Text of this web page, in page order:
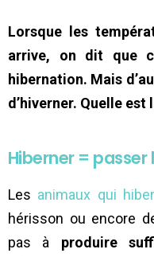
Lorsque les
arrive, on dit que
hibernation. Mais
d’hiverner. Quelle
Hiberner = passer
Les animaux qui
hérisson ou encore
pas à produire